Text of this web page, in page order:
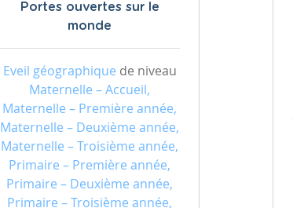
Portes ouvertes sur le
monde
Eveil géographique de niveau
Maternelle – Accueil,
Maternelle – Première année,
Maternelle – Deuxième année,
Maternelle – Troisième année,
Primaire – Première année,
Primaire – Deuxième année,
Primaire – Troisième année,